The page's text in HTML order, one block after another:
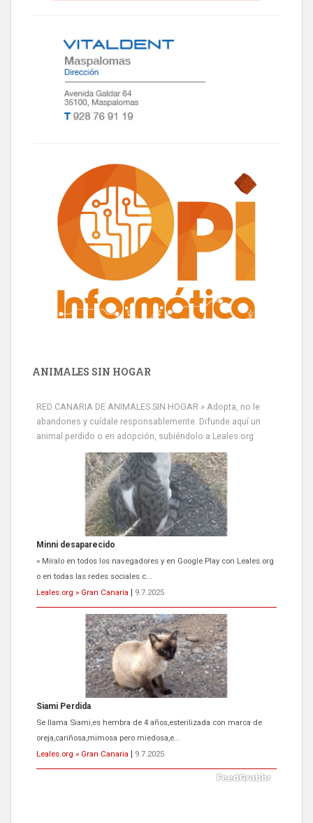
ANIMALES SIN HOGAR
RED CANARIA DE ANIMALES SIN HOGAR » Adopta, no le
abandones y cuídale responsablemente. Difunde aquí un
animal perdido o en adopción, subiéndolo a Leales.org
Minni desaparecido
» Míralo en todos los navegadores y en Google Play con Leales.org
o en todas las redes sociales c...
Leales.org » Gran Canaria
9.7.2025
Siami Perdida
Se llama Siami,es hembra de 4 años,esterilizada con marca de
oreja,cariñosa,mimosa pero miedosa,e...
Leales.org » Gran Canaria
9.7.2025